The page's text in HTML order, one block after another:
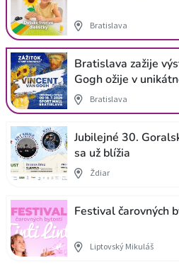
Bratislava
Bratislava zažije
Gogh ožije v
Bratislava
Jubilejné 30.
sa už blížia
Ždiar
Festival čarovných
Liptovský Mikuláš